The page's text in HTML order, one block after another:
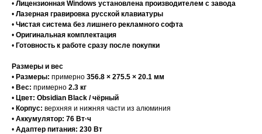
• Лицензионная Windows установлена производителем с завода
• Лазерная гравировка русской клавиатуры
• Чистая система без лишнего рекламного софта
• Оригинальная комплектация
• Готовность к работе сразу после покупки
Размеры и вес
• Размеры: примерно 356.8 × 275.5 × 20.1 мм
• Вес: примерно 2.3 кг
• Цвет: Obsidian Black / чёрный
• Корпус: верхняя и нижняя части из алюминия
• Аккумулятор: 76 Вт·ч
• Адаптер питания: 230 Вт